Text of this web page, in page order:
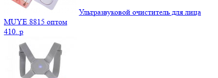
Ультразвуковой очиститель для лица
MUYE 8815 оптом
410. p